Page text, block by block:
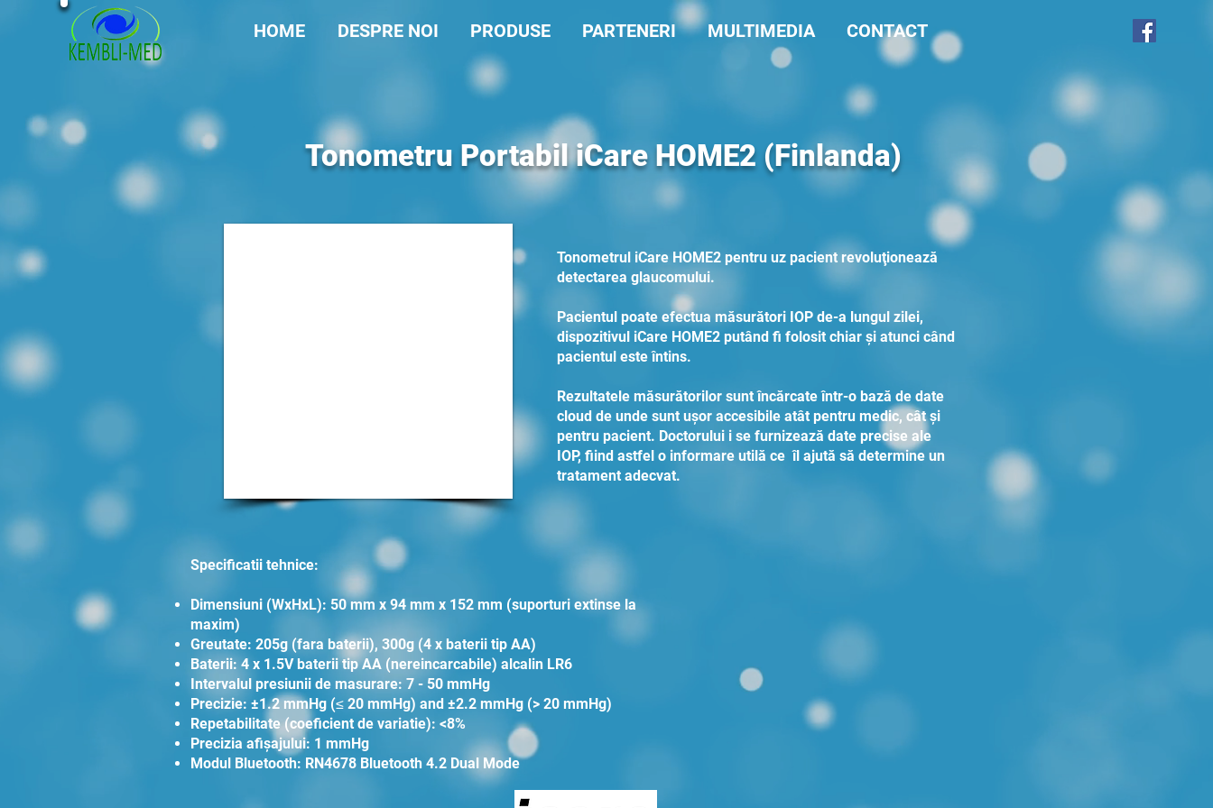
HOME DESPRE NOI PRODUSE PARTENERI MULTIMEDIA CONTACT
Tonometrul iCare HOME2 pentru uz pacient revoluţionează
detectarea glaucomului.
Pacientul poate efectua măsurători IOP de-a lungul zilei,
dispozitivul iCare HOME2 putând fi folosit chiar și atunci când
pacientul este întins.
Rezultatele măsurătorilor sunt încărcate într-o bază de date
cloud de unde sunt ușor accesibile atât pentru medic, cât și
pentru pacient. Doctorului i se furnizează date precise ale
IOP, fiind astfel o informare utilă ce îl ajută să determine un
tratament adecvat.
Specificatii tehnice:
Dimensiuni (WxHxL): 50 mm x 94 mm x 152 mm (suporturi extinse la
maxim)
Greutate: 205g (fara baterii), 300g (4 x baterii tip AA)
Baterii: 4 x 1.5V baterii tip AA (nereincarcabile) alcalin LR6
Intervalul presiunii de masurare: 7 - 50 mmHg
Precizie: ±1.2 mmHg (≤ 20 mmHg) and ±2.2 mmHg (> 20 mmHg)
Repetabilitate (coeficient de variatie): <8%
Precizia afișajului: 1 mmHg
Modul Bluetooth: RN4678 Bluetooth 4.2 Dual Mode
Tonometru Portabil iCare HOME2 (Finlanda)